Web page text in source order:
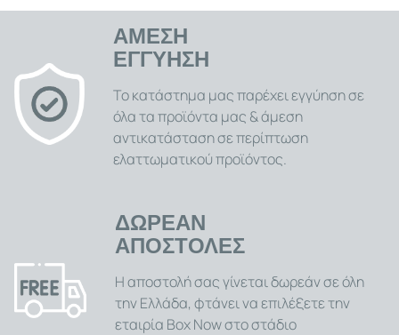
ΑΜΕΣΗ
ΕΓΓΥΗΣΗ
Το κατάστημα μας παρέχει εγγύηση σε
όλα τα προϊόντα μας & άμεση
αντικατάσταση σε περίπτωση
ελαττωματικού προϊόντος.
ΔΩΡΕΑΝ
ΑΠΟΣΤΟΛΕΣ
Η αποστολή σας γίνεται δωρεάν σε όλη
την Ελλάδα, φτάνει να επιλέξετε την
εταιρία Box Now στο στάδιο